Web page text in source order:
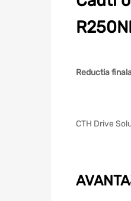
Reductia
CTH Drive